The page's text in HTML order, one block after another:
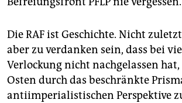
Die RAF ist Geschichte. Nicht
aber zu verdanken sein, dass bei
Verlockung nicht nachgelassen
Osten durch das beschränkte
antiimperialistischen Perspektive